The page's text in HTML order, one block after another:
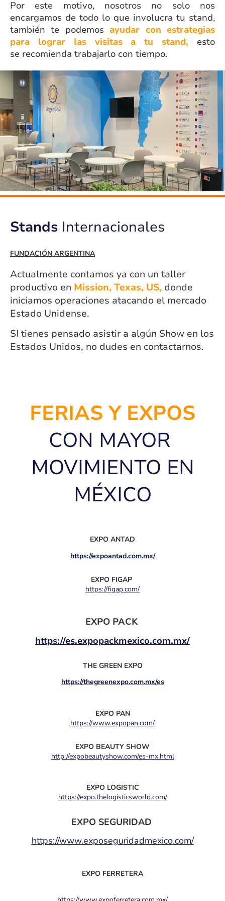
Por este motivo, nosotros no solo nos
encargamos de todo lo que involucra tu stand,
también te podemos ayudar con estrategias
para lograr las visitas a tu stand, esto
se recomienda trabajarlo con tiempo.
Stands Internacionales
FUNDACIÓN ARGENTINA
Actualmente contamos ya con un taller
productivo en Mission, Texas, US, donde
iniciamos operaciones atacando el mercado
Estado Unidense.
SI tienes pensado asistir a algún Show en los
Estados Unidos, no dudes en contactarnos.
FERIAS Y EXPOS
CON MAYOR
MOVIMIENTO EN
MÉXICO
EXPO ANTAD
https://expoantad.com.mx/
EXPO FIGAP
https://figap.com/
EXPO PACK
https://es.expopackmexico.com.mx/
THE GREEN EXPO
https://thegreenexpo.com.mx/es
EXPO PAN
https://www.expopan.com/
EXPO BEAUTY SHOW
http://expobeautyshow.com/es-mx.html
EXPO LOGISTIC
https://expo.thelogisticsworld.com/
EXPO SEGURIDAD
https://www.exposeguridadmexico.com/
EXPO FERRETERA